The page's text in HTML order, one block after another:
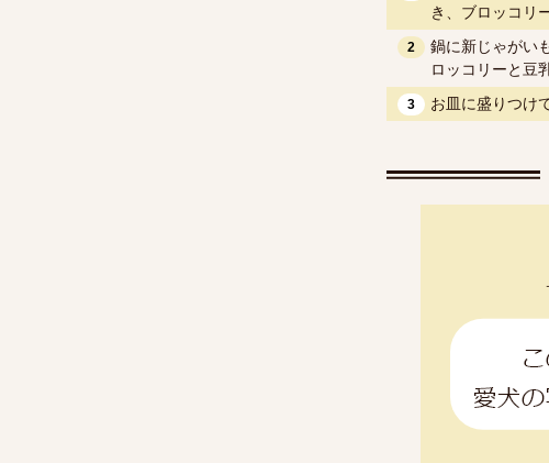
き、ブロッコリ
2
鍋に新じゃがい
ロッコリーと豆
3 お皿に盛りつけ